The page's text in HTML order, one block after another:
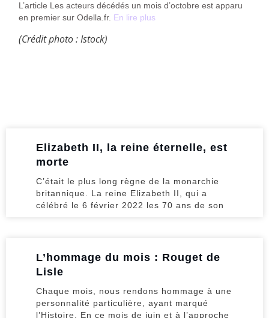
L’article Les acteurs décédés un mois d’octobre est apparu
en premier sur Odella.fr. En lire plus
(Crédit photo : Istock)
Elizabeth II, la reine éternelle, est
morte
C’était le plus long règne de la monarchie
britannique. La reine Elizabeth II, qui a
célébré le 6 février 2022 les 70 ans de son
L’hommage du mois : Rouget de
Lisle
Chaque mois, nous rendons hommage à une
personnalité particulière, ayant marqué
l’Histoire. En ce mois de juin et à l’approche